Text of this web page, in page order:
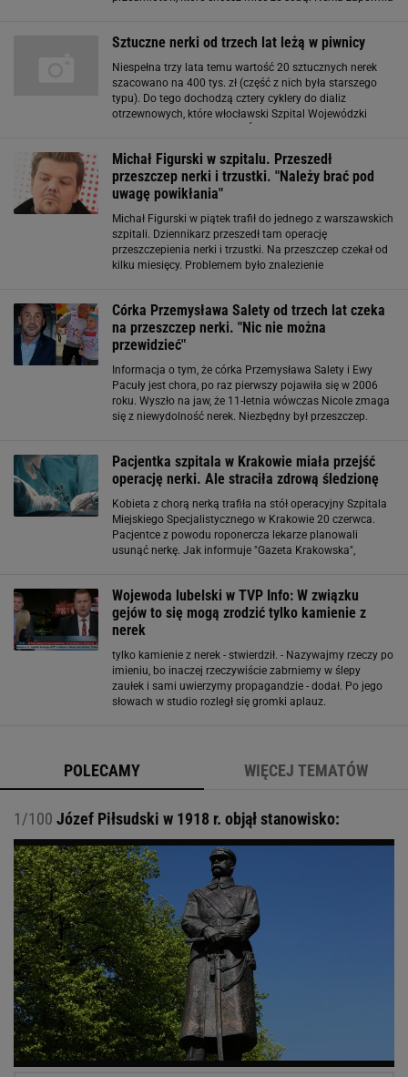
Sztuczne nerki od trzech lat leżą w piwnicy
Niespełna trzy lata temu wartość 20 sztucznych nerek
szacowano na 400 tys. zł (część z nich była starszego
typu). Do tego dochodzą cztery cyklery do dializ
otrzewnowych, które włocławski Szpital Wojewódzki
Michał Figurski w szpitalu. Przeszedł
przeszczep nerki i trzustki. "Należy brać pod
uwagę powikłania"
Michał Figurski w piątek trafił do jednego z warszawskich
szpitali. Dziennikarz przeszedł tam operację
przeszczepienia nerki i trzustki. Na przeszczep czekał od
kilku miesięcy. Problemem było znalezienie
Córka Przemysława Salety od trzech lat czeka
na przeszczep nerki. "Nic nie można
przewidzieć"
Informacja o tym, że córka Przemysława Salety i Ewy
Pacuły jest chora, po raz pierwszy pojawiła się w 2006
roku. Wyszło na jaw, że 11-letnia wówczas Nicole zmaga
się z niewydolność nerek. Niezbędny był przeszczep.
Pacjentka szpitala w Krakowie miała przejść
operację nerki. Ale straciła zdrową śledzionę
Kobieta z chorą nerką trafiła na stół operacyjny Szpitala
Miejskiego Specjalistycznego w Krakowie 20 czerwca.
Pacjentce z powodu roponercza lekarze planowali
usunąć nerkę. Jak informuje "Gazeta Krakowska",
Wojewoda lubelski w TVP Info: W związku
gejów to się mogą zrodzić tylko kamienie z
nerek
tylko kamienie z nerek - stwierdził. - Nazywajmy rzeczy po
imieniu, bo inaczej rzeczywiście zabrniemy w ślepy
zaułek i sami uwierzymy propagandzie - dodał. Po jego
słowach w studio rozległ się gromki aplauz.
POLECAMY WIĘCEJ TEMATÓW
1/100 Józef Piłsudski w 1918 r. objął stanowisko: